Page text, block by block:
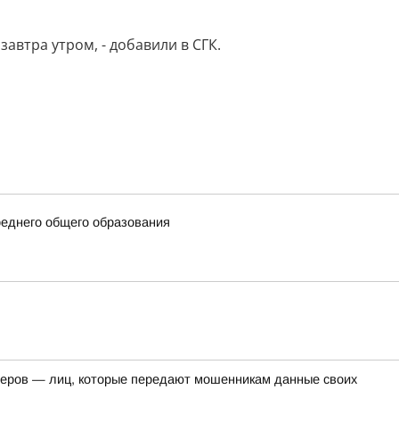
утром, - добавили в СГК.
общего образования
— лиц, которые передают мошенникам данные своих